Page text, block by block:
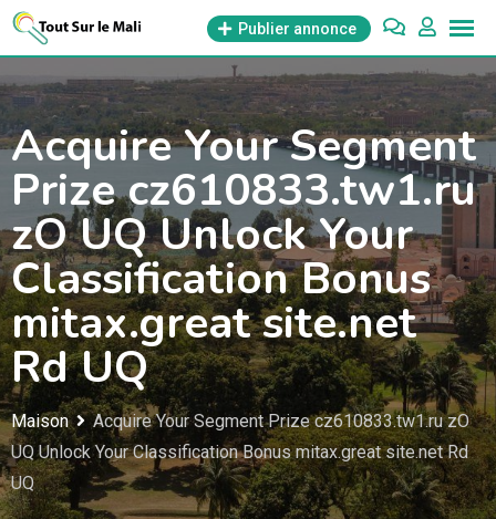
Aller
Publier annonce
Acquire Your Segment
Prize cz610833.tw1.ru
zO UQ Unlock Your
Classification Bonus
mitax.great site.net
Rd UQ
Maison
Acquire Your Segment Prize cz610833.tw1.ru zO
UQ Unlock Your Classification Bonus mitax.great site.net Rd
UQ